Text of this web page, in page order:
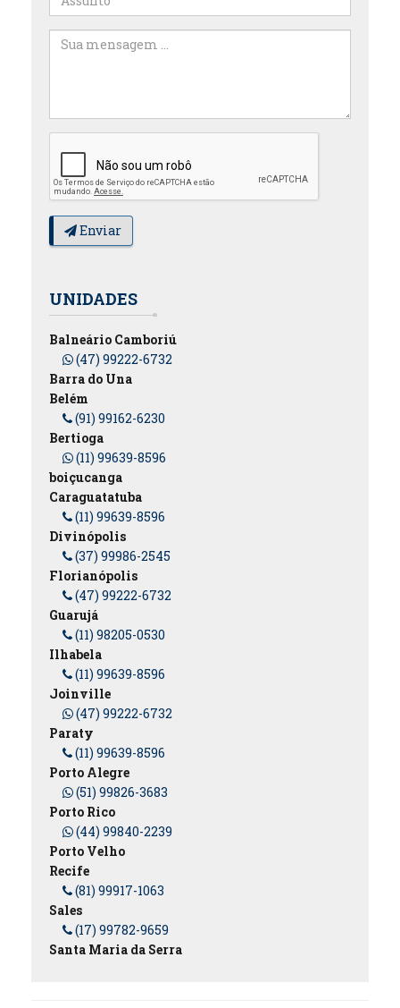
Enviar
UNIDADES
Balneário Camboriú
(47) 99222-6732
Barra do Una
Belém
(91) 99162-6230
Bertioga
(11) 99639-8596
boiçucanga
Caraguatatuba
(11) 99639-8596
Divinópolis
(37) 99986-2545
Florianópolis
(47) 99222-6732
Guarujá
(11) 98205-0530
Ilhabela
(11) 99639-8596
Joinville
(47) 99222-6732
Paraty
(11) 99639-8596
Porto Alegre
(51) 99826-3683
Porto Rico
(44) 99840-2239
Porto Velho
Recife
(81) 99917-1063
Sales
(17) 99782-9659
Santa Maria da Serra